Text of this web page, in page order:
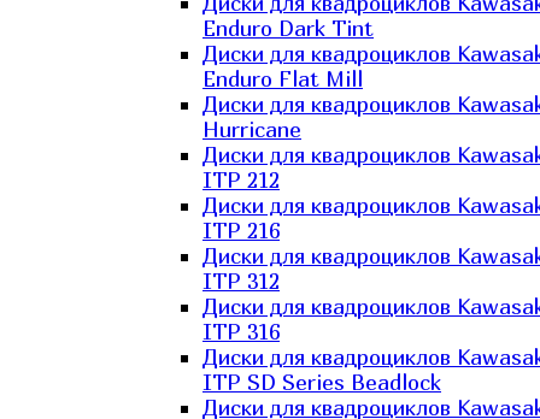
Enduro Dark Tint
Диски для квадроциклов
Enduro Flat Mill
Диски для квадроциклов
Hurricane
Диски для квадроциклов
ITP 212
Диски для квадроциклов
ITP 216
Диски для квадроциклов
ITP 312
Диски для квадроциклов
ITP 316
Диски для квадроциклов
ITP SD Series Beadlock
Диски для квадроциклов